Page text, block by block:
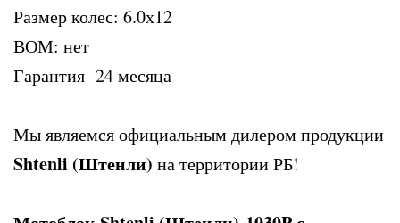
Размер колес: 6.0х12
ВОМ: нет
Гарантия 24 месяца
Мы являемся официальным дилером продукции
Shtenli (Штенли) на территории РБ!